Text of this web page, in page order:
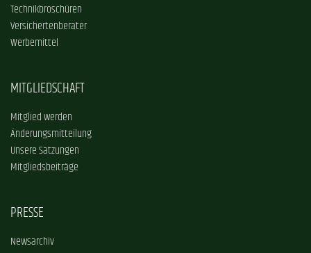
Technikbroschüren
Versichertenberater
Werbemittel
MITGLIEDSCHAFT
Mitglied werden
Änderungsmitteilung
Unsere Satzungen
Mitgliedsbeiträge
PRESSE
Newsarchiv